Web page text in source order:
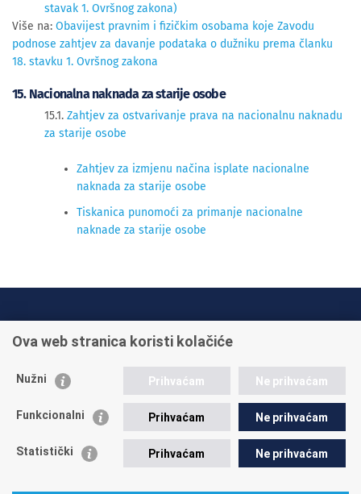
stavak 1. Ovršnog zakona)
Više na: Obavijest pravnim i fizičkim osobama koje Zavodu
podnose zahtjev za davanje podataka o dužniku prema članku
18. stavku 1. Ovršnog zakona
15. Nacionalna naknada za starije osobe
15.1. Zahtjev za ostvarivanje prava na nacionalnu naknadu
za starije osobe
Zahtjev za izmjenu načina isplate nacionalne
naknada za starije osobe
Tiskanica punomoći za primanje nacionalne
naknade za starije osobe
+385 1 45 95 011
Postavite pitanje
Ova web stranica koristi kolačiće
Nužni Prihvaćam Ne prihvaćam
Funkcionalni Prihvaćam Ne prihvaćam
Statistički Prihvaćam Ne prihvaćam